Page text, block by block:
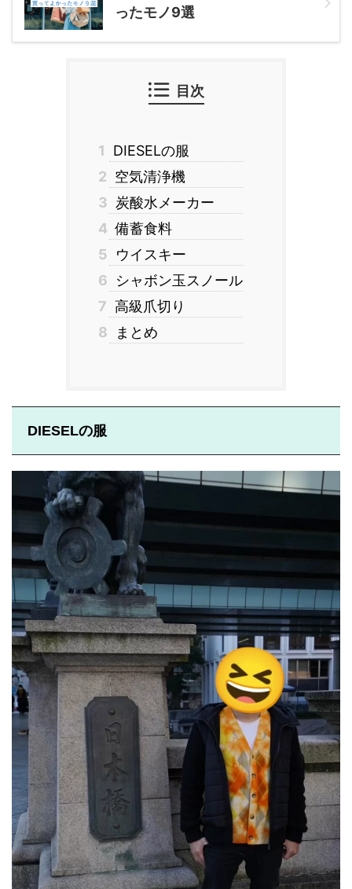
ったモノ9選
目次
1
DIESELの服
2 空気清浄機
3 炭酸水メーカー
4 備蓄食料
5
ウイスキー
6
シャボン玉スノール
7 高級爪切り
8
まとめ
DIESELの服